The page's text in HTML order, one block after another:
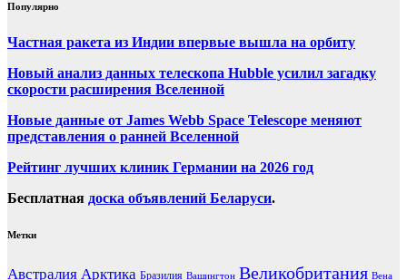
Популярно
Частная ракета из Индии впервые вышла на орбиту
Новый анализ данных телескопа Hubble усилил загадку
скорости расширения Вселенной
Новые данные от James Webb Space Telescope меняют
представления о ранней Вселенной
Рейтинг лучших клиник Германии на 2026 год
Бесплатная доска объявлений Беларуси.
Метки
Австралия Арктика Бразилия Вашингтон Великобритания Вена